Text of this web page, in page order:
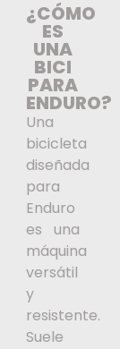
¿CÓMO
ES
UNA
BICI
PARA
ENDURO?
Una
bicicleta
diseñada
para
Enduro
es una
máquina
versátil
y
resistente.
Suele